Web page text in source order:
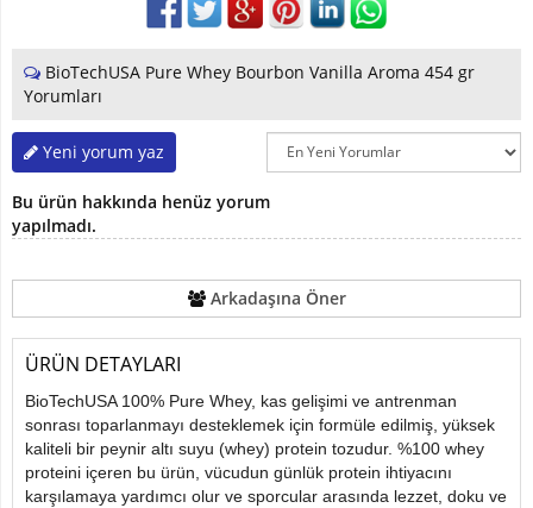
İletişimBioTechUSA Pure Whey Bourbon Vanilla Aroma 454 gr
Yorumları
Yeni yorum yaz
Bu ürün hakkında henüz yorum
yapılmadı.
Arkadaşına Öner
ÜRÜN DETAYLARI
BioTechUSA 100% Pure Whey, kas gelişimi ve antrenman
sonrası toparlanmayı desteklemek için formüle edilmiş, yüksek
kaliteli bir peynir altı suyu (whey) protein tozudur. %100 whey
proteini içeren bu ürün, vücudun günlük protein ihtiyacını
karşılamaya yardımcı olur ve sporcular arasında lezzet, doku ve